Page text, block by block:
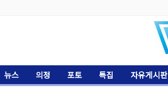
뉴스 의정 포토 특집 자유게시판